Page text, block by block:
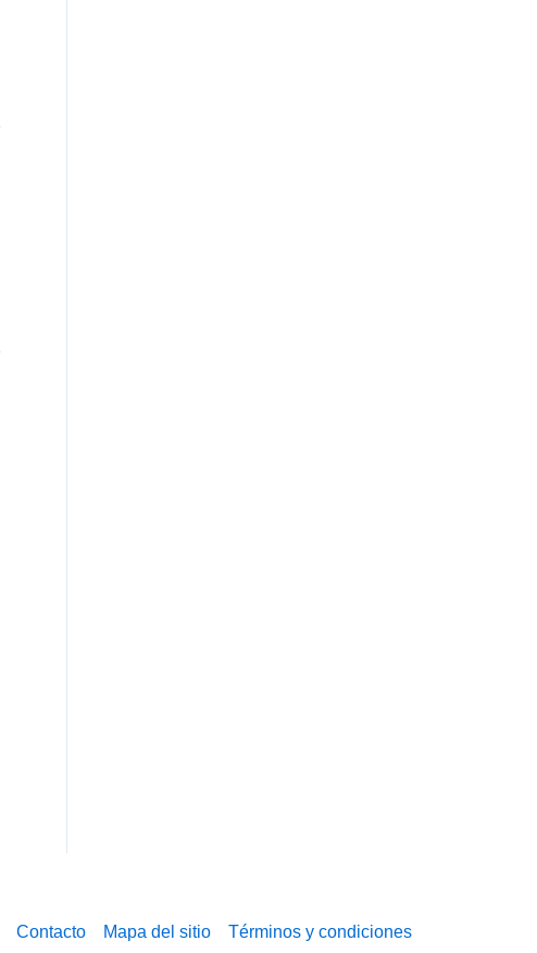
Contacto Mapa del sitio Términos y condiciones